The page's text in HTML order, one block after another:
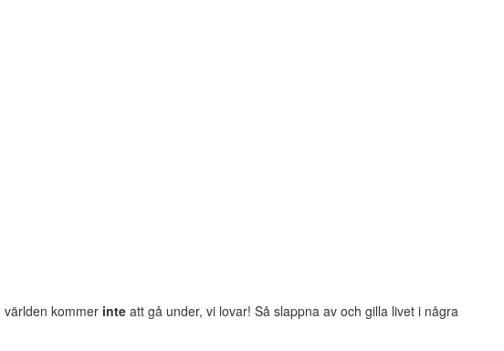
kommer inte att gå under, vi lovar! Så slappna av och gilla livet i några